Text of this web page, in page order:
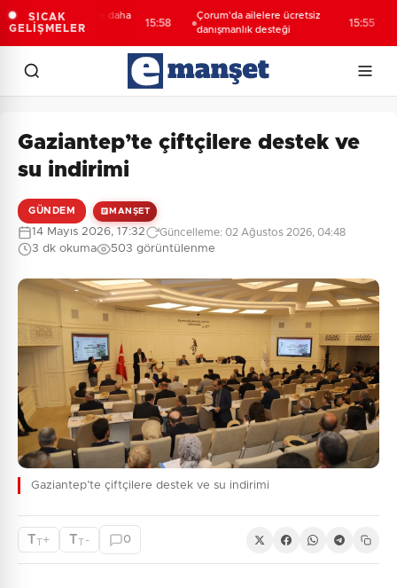
SICAK
GELİŞMELER
3 mahalleye daha
15:58
Çorum'da ailelere ücretsiz
danışmanlık desteği
15:55
Gaziantep’te çiftçilere destek ve
su indirimi
GÜNDEM MANŞET
14 Mayıs 2026, 17:32 Güncelleme: 02 Ağustos 2026, 04:48
3 dk okuma 503 görüntülenme
Gaziantep’te çiftçilere destek ve su indirimi
TT+ TT - 0